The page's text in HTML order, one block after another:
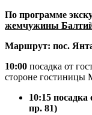
По программе
жемчужины
Маршрут: пос.
10:00 посадка от
стороне гостиницы
10:15
пр. 81)